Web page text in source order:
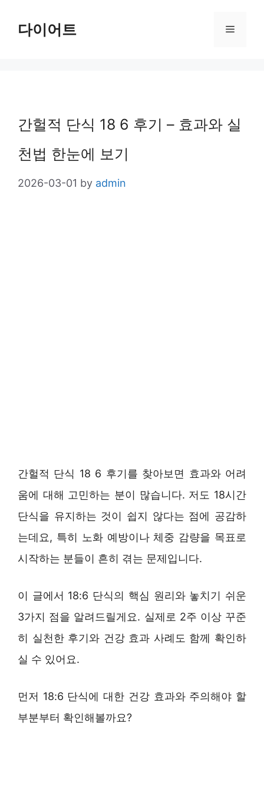
다이어트 Menu
간헐적 단식 18 6 후기 – 효과와 실
천법 한눈에 보기
2026-03-01 by admin
간헐적 단식 18 6 후기를 찾아보면 효과와 어려
움에 대해 고민하는 분이 많습니다. 저도 18시간
단식을 유지하는 것이 쉽지 않다는 점에 공감하
는데요, 특히 노화 예방이나 체중 감량을 목표로
시작하는 분들이 흔히 겪는 문제입니다.
이 글에서 18:6 단식의 핵심 원리와 놓치기 쉬운
3가지 점을 알려드릴게요. 실제로 2주 이상 꾸준
히 실천한 후기와 건강 효과 사례도 함께 확인하
실 수 있어요.
먼저 18:6 단식에 대한 건강 효과와 주의해야 할
부분부터 확인해볼까요?